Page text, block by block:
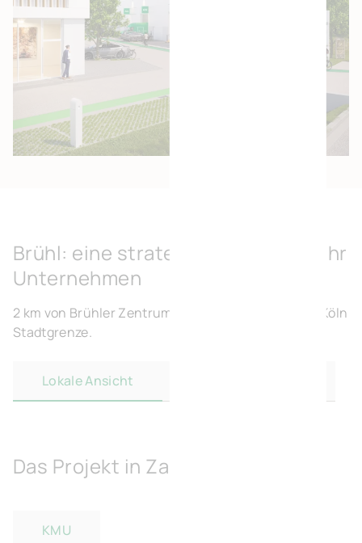
Brühl: eine strategische Wahl für Ihr
Unternehmen
2 km von Brühler Zentrum gelegen und 300 m von Köln
Stadtgrenze.
Lokale Ansicht
Das Projekt in Zahlen
KMU